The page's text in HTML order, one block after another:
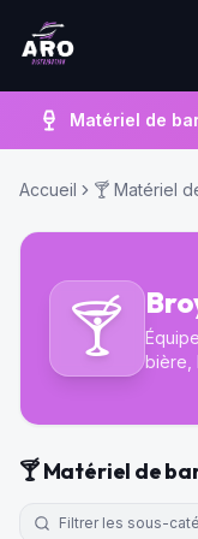
Matériel de
Accueil 🍸 Matériel
🍸
bière,
🍸Matériel de